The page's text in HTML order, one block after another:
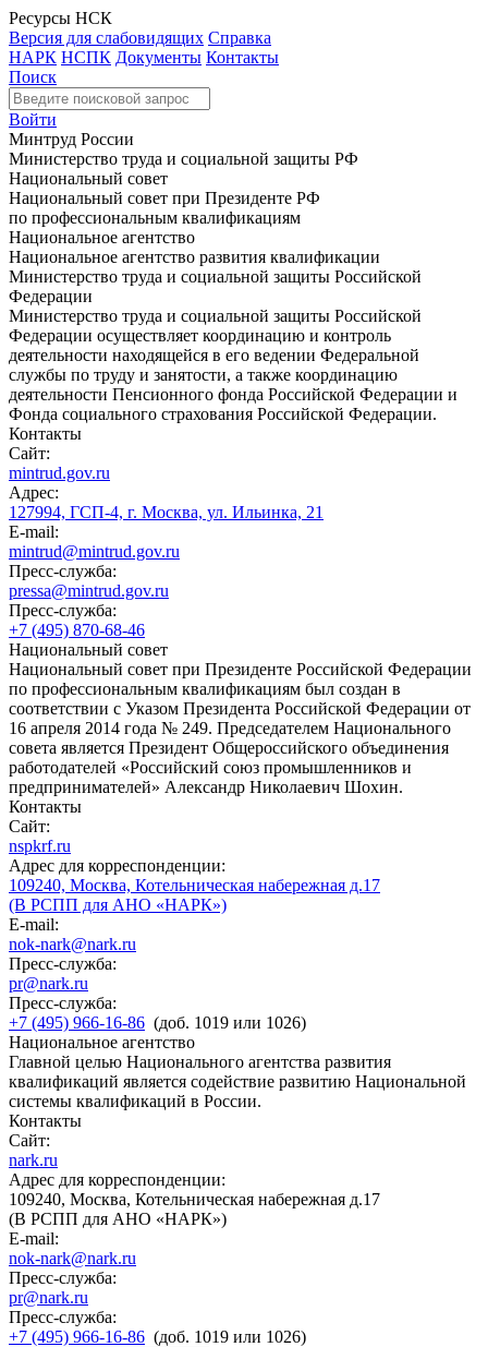
Ресурсы НСК
Версия для слабовидящих Справка
НАРК НСПК Документы Контакты
Поиск
Войти
Минтруд России
Министерство труда и социальной защиты РФ
Национальный совет
Национальный совет при Президенте РФ
по профессиональным квалификациям
Национальное агентство
Национальное агентство развития квалификации
Министерство труда и социальной защиты Российской
Федерации
Министерство труда и социальной защиты Российской
Федерации осуществляет координацию и контроль
деятельности находящейся в его ведении Федеральной
службы по труду и занятости, а также координацию
деятельности Пенсионного фонда Российской Федерации и
Фонда социального страхования Российской Федерации.
Контакты
Сайт:
mintrud.gov.ru
Адрес:
127994, ГСП-4, г. Москва, ул. Ильинка, 21
E-mail:
mintrud@mintrud.gov.ru
Пресс-служба:
pressa@mintrud.gov.ru
Пресс-служба:
+7 (495) 870-68-46
Национальный совет
Национальный совет при Президенте Российской Федерации
по профессиональным квалификациям был создан в
соответствии с Указом Президента Российской Федерации от
16 апреля 2014 года № 249. Председателем Национального
совета является Президент Общероссийского объединения
работодателей «Российский союз промышленников и
предпринимателей» Александр Николаевич Шохин.
Контакты
Сайт:
nspkrf.ru
Адрес для корреспонденции:
109240, Москва, Котельническая набережная д.17
(В РСПП для АНО «НАРК»)
E-mail:
nok-nark@nark.ru
Пресс-служба:
pr@nark.ru
Пресс-служба:
+7 (495) 966-16-86 (доб. 1019 или 1026)
Национальное агентство
Главной целью Национального агентства развития
квалификаций является содействие развитию Национальной
системы квалификаций в России.
Контакты
Сайт:
nark.ru
Адрес для корреспонденции:
109240, Москва, Котельническая набережная д.17
(В РСПП для АНО «НАРК»)
E-mail:
nok-nark@nark.ru
Пресс-служба:
pr@nark.ru
Пресс-служба:
+7 (495) 966-16-86 (доб. 1019 или 1026)